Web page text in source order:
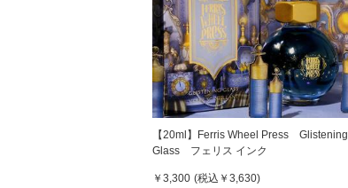
【20ml】Ferris Wheel Press Glistening
Glass フェリス インク
￥3,300 (税込 ￥3,630)